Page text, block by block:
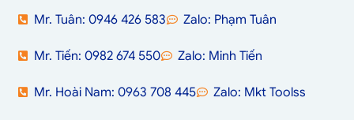
Mr. Tuân: 0946 426 583 Zalo: Phạm Tuân
Mr. Tiến: 0982 674 550 Zalo: Minh Tiến
Mr. Hoài Nam: 0963 708 445 Zalo: Mkt Toolss